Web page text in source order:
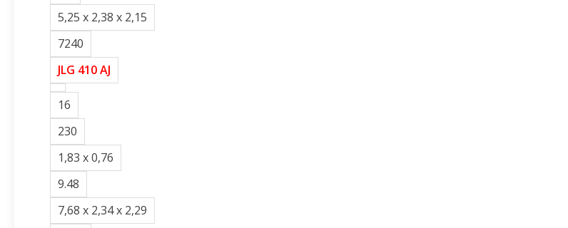
5,25 x 2,38 x 2,15
7240
JLG 410 AJ
16
230
1,83 x 0,76
9.48
7,68 x 2,34 x 2,29